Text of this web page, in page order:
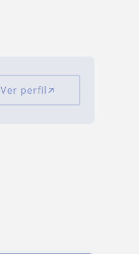
Ver perfil